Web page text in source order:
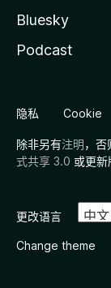
Bluesky
Podcast
隐私 Cookie
除非另有注明，否
式共享 3.0 或更新
更改语言
Change theme